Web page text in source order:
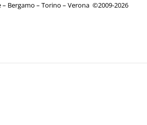
Bergamo – Torino – Verona ©2009-2026